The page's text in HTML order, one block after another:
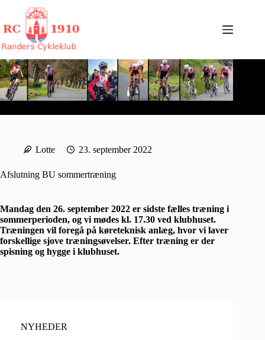
indhold
Lotte 23. september 2022
Afslutning BU sommertræning
Mandag den 26. september 2022 er sidste fælles træning i
sommerperioden, og vi mødes kl. 17.30 ved klubhuset.
Træningen vil foregå på køreteknisk anlæg, hvor vi laver
forskellige sjove træningsøvelser. Efter træning er der
spisning og hygge i klubhuset.
NYHEDER